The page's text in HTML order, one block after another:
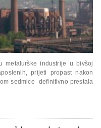
metalurške industrije u bivšoj
prijeti propast nakon
sedmice definitivno prestala